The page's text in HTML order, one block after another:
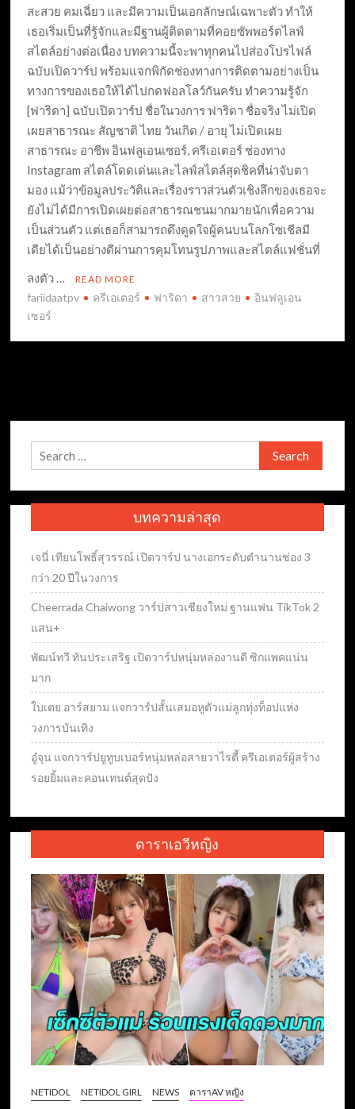
สะสวย คมเฉี่ยว และมีความเป็นเอกลักษณ์เฉพาะตัว ทำให้
เธอเริ่มเป็นที่รู้จักและมีฐานผู้ติดตามที่คอยซัพพอร์ตไลฟ์
สไตล์อย่างต่อเนื่อง บทความนี้จะพาทุกคนไปส่องโปรไฟล์
ฉบับเปิดวาร์ป พร้อมแจกพิกัดช่องทางการติดตามอย่างเป็น
ทางการของเธอให้ได้ไปกดฟอลโลว์กันครับ ทำความรู้จัก
[ฟาริดา] ฉบับเปิดวาร์ป ชื่อในวงการ ฟาริดา ชื่อจริง ไม่เปิด
เผยสาธารณะ สัญชาติ ไทย วันเกิด / อายุ ไม่เปิดเผย
สาธารณะ อาชีพ อินฟลูเอนเซอร์, ครีเอเตอร์ ช่องทาง
Instagram สไตล์โดดเด่นและไลฟ์สไตล์สุดชิคที่น่าจับตา
มอง แม้ว่าข้อมูลประวัติและเรื่องราวส่วนตัวเชิงลึกของเธอจะ
ยังไม่ได้มีการเปิดเผยต่อสาธารณชนมากมายนักเพื่อความ
เป็นส่วนตัว แต่เธอก็สามารถดึงดูดใจผู้คนบนโลกโซเชีลมี
เดียได้เป็นอย่างดีผ่านการคุมโทนรูปภาพและสไตล์แฟชั่นที่
ลงตัว …
READ MORE
fariidaatpv ครีเอเตอร์ ฟาริดา สาวสวย
อินฟลูเอน
เซอร์
Search
for:
บทความล่าสุด
เจนี่ เทียนโพธิ์สุวรรณ์ เปิดวาร์ป นางเอกระดับตำนานช่อง 3
กว่า 20 ปีในวงการ
Cheerrada Chaiwong วาร์ปสาวเชียงใหม่ ฐานแฟน TikTok 2
แสน+
พัฒน์ทวี ทันประเสริฐ เปิดวาร์ปหนุ่มหล่องานดี ซิกแพคแน่น
มาก
ใบเตย อาร์สยาม แจกวาร์ปสั้นเสมอหูตัวแม่ลูกทุ่งท็อปแห่ง
วงการบันเทิง
อู๋จุน แจกวาร์ปยูทูบเบอร์หนุ่มหล่อสายวาไรตี้ ครีเอเตอร์ผู้สร้าง
รอยยิ้มและคอนเทนต์สุดปัง
ดาราเอวีหญิง
NETIDOL NETIDOL GIRL NEWS ดาราAV หญิง